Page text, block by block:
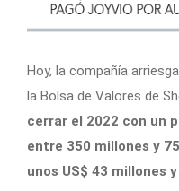
Hoy, la compañía
la Bolsa de Valores de
cerrar el 2022 con un
entre 350 millones y
unos US$ 43 millones